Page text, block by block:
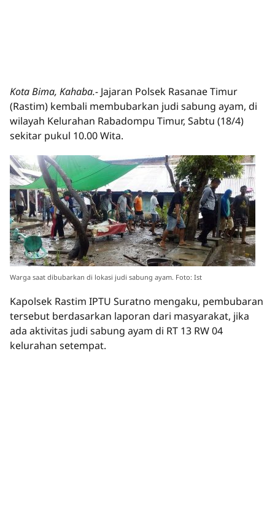
Kota Bima, Kahaba.- Jajaran Polsek Rasanae Timur
(Rastim) kembali membubarkan judi sabung ayam, di
wilayah Kelurahan Rabadompu Timur, Sabtu (18/4)
sekitar pukul 10.00 Wita.
Warga saat dibubarkan di lokasi judi sabung ayam. Foto: Ist
Kapolsek Rastim IPTU Suratno mengaku, pembubaran
tersebut berdasarkan laporan dari masyarakat, jika
ada aktivitas judi sabung ayam di RT 13 RW 04
kelurahan setempat.